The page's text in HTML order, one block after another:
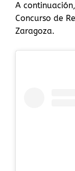
A
Concurso de
Zaragoza.